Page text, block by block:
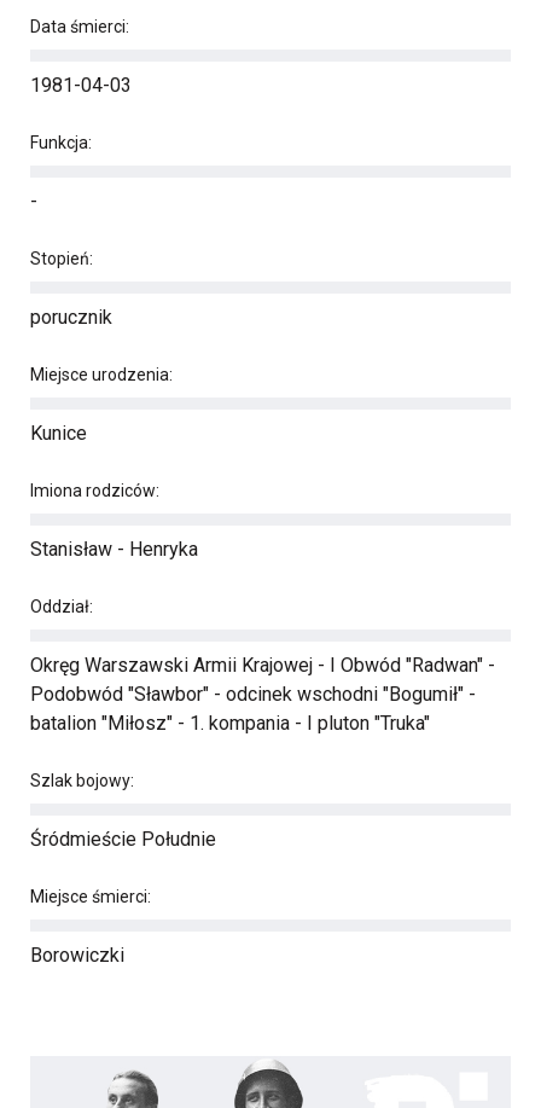
Data śmierci:
1981-04-03
Funkcja:
-
Stopień:
porucznik
Miejsce urodzenia:
Kunice
Imiona rodziców:
Stanisław - Henryka
Oddział:
Okręg Warszawski Armii Krajowej - I Obwód "Radwan" -
Podobwód "Sławbor" - odcinek wschodni "Bogumił" -
batalion "Miłosz" - 1. kompania - I pluton "Truka"
Szlak bojowy:
Śródmieście Południe
Miejsce śmierci:
Borowiczki